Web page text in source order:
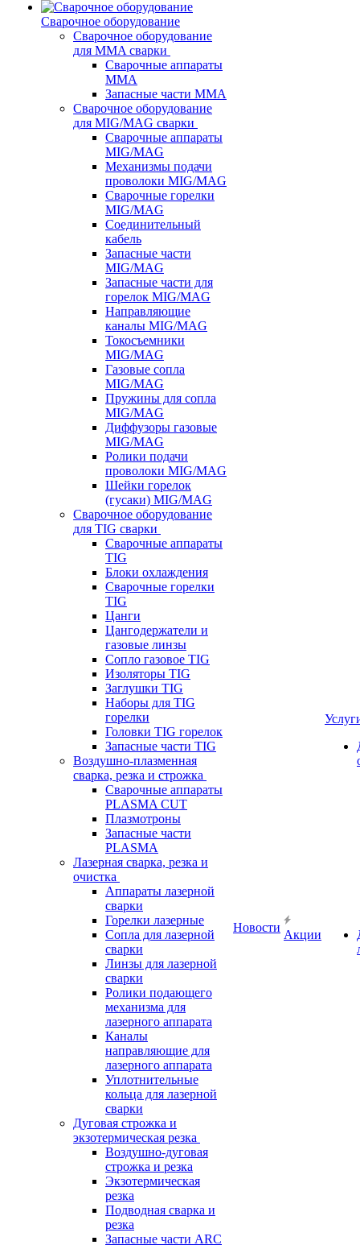
Сварочное оборудование
Сварочное оборудование
для MMA сварки
Сварочные аппараты
MMA
Запасные части MMA
Сварочное оборудование
для MIG/MAG сварки
Сварочные аппараты
MIG/MAG
Механизмы подачи
проволоки MIG/MAG
Сварочные горелки
MIG/MAG
Соединительный
кабель
Запасные части
MIG/MAG
Запасные части для
горелок MIG/MAG
Направляющие
каналы MIG/MAG
Токосъемники
MIG/MAG
Газовые сопла
MIG/MAG
Пружины для сопла
MIG/MAG
Диффузоры газовые
MIG/MAG
Ролики подачи
проволоки MIG/MAG
Шейки горелок
(гусаки) MIG/MAG
Сварочное оборудование
для TIG сварки
Сварочные аппараты
TIG
Блоки охлаждения
Сварочные горелки
TIG
Цанги
Цангодержатели и
газовые линзы
Сопло газовое TIG
Изоляторы TIG
Заглушки TIG
Наборы для TIG
горелки
Головки TIG горелок
Запасные части TIG
Воздушно-плазменная
сварка, резка и строжка
Сварочные аппараты
PLASMA CUT
Плазмотроны
Запасные части
PLASMA
Лазерная сварка, резка и
очистка
Аппараты лазерной
сварки
Горелки лазерные
Сопла для лазерной
сварки
Линзы для лазерной
сварки
Ролики подающего
механизма для
лазерного аппарата
Каналы
направляющие для
лазерного аппарата
Уплотнительные
кольца для лазерной
сварки
Дуговая строжка и
экзотермическая резка
Воздушно-дуговая
строжка и резка
Экзотермическая
резка
Подводная сварка и
резка
Запасные части ARC
Новости
Акции